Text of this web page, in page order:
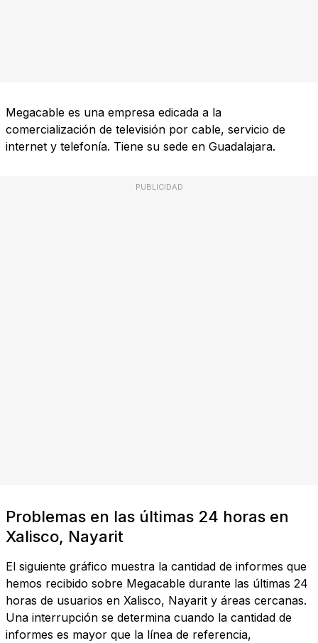
Megacable es una empresa edicada a la
comercialización de televisión por cable, servicio de
internet y telefonía. Tiene su sede en Guadalajara.
PUBLICIDAD
Problemas en las últimas 24 horas en
Xalisco, Nayarit
El siguiente gráfico muestra la cantidad de informes que
hemos recibido sobre Megacable durante las últimas 24
horas de usuarios en Xalisco, Nayarit y áreas cercanas.
Una interrupción se determina cuando la cantidad de
informes es mayor que la línea de referencia,